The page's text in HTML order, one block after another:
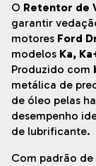
O Retentor de
garantir
motores Ford
modelos Ka,
Produzido com
metálica de
de óleo pelas
desempenho
de lubrificante.
Com padrão